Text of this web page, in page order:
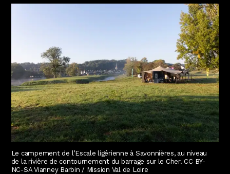
Le campement de l’Escale ligérienne à Savonnières, au niveau
de la rivière de contournement du barrage sur le Cher. CC BY-
NC-SA Vianney Barbin / Mission Val de Loire